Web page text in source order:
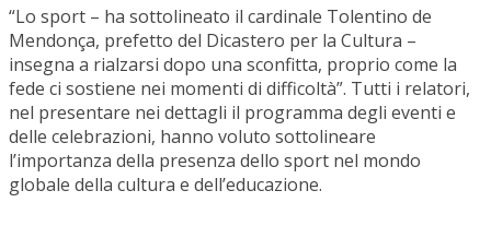
“Lo sport – ha sottolineato il cardinale Tolentino de
Mendonça, prefetto del Dicastero per la Cultura –
insegna a rialzarsi dopo una sconfitta, proprio come la
fede ci sostiene nei momenti di difficoltà”. Tutti i relatori,
nel presentare nei dettagli il programma degli eventi e
delle celebrazioni, hanno voluto sottolineare
l’importanza della presenza dello sport nel mondo
globale della cultura e dell’educazione.